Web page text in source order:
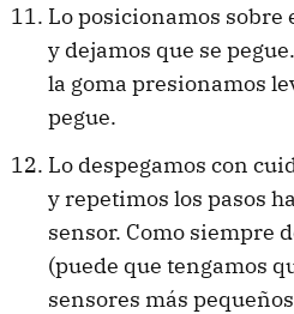
Lo posicionamos sobre
y dejamos que se
la goma presionamos
pegue.
Lo despegamos con
y repetimos los pasos
sensor. Como siempre
(puede que tengamos
sensores más